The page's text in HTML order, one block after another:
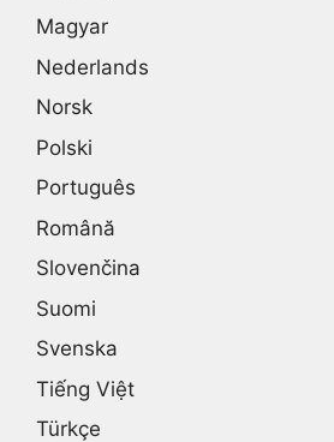
Magyar
Nederlands
Norsk
Polski
Português
Română
Slovenčina
Suomi
Svenska
Tiếng Việt
Türkçe